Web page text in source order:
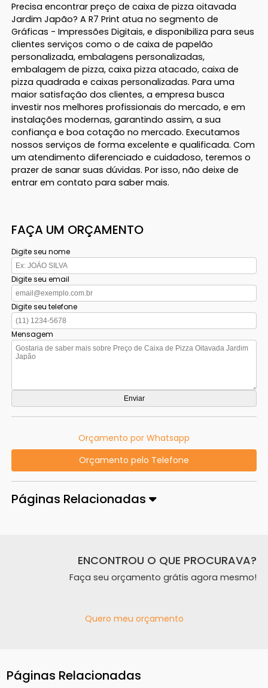
Precisa encontrar preço de caixa de pizza oitavada
Jardim Japão? A R7 Print atua no segmento de
Gráficas - Impressões Digitais, e disponibiliza para seus
clientes serviços como o de caixa de papelão
personalizada, embalagens personalizadas,
embalagem de pizza, caixa pizza atacado, caixa de
pizza quadrada e caixas personalizadas. Para uma
maior satisfação dos clientes, a empresa busca
investir nos melhores profissionais do mercado, e em
instalações modernas, garantindo assim, a sua
confiança e boa cotação no mercado. Executamos
nossos serviços de forma excelente e qualificada. Com
um atendimento diferenciado e cuidadoso, teremos o
prazer de sanar suas dúvidas. Por isso, não deixe de
entrar em contato para saber mais.
FAÇA UM ORÇAMENTO
Digite seu nome
Digite seu email
Digite seu telefone
Mensagem
Orçamento por Whatsapp
Orçamento pelo Telefone
Páginas Relacionadas
ENCONTROU O QUE PROCURAVA?
Faça seu orçamento grátis agora mesmo!
Quero meu orçamento
Páginas Relacionadas